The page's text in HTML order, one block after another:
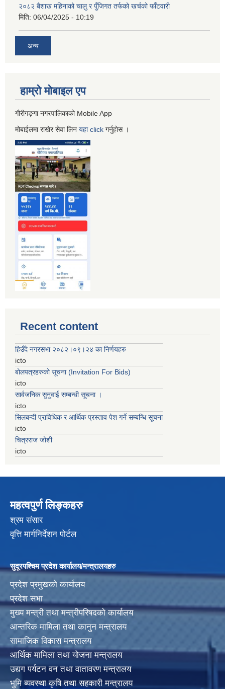
२०८२ बैशाख महिनाको चालु र पुँजिगत तर्फको खर्चको फाँटवारी
मिति: 06/04/2025 - 10:19
अन्य
हाम्रो माेबाइल एप
गौरीगङ्गा नगरपालिकाको Mobile App
मोबाईलमा राखेर सेवा लिन यहाclick गर्नुहाेस ।
Recent content
हिउँदे नगरसभा २०८२।०९।२४ का निर्णयहरु
icto
बोलपत्रहरुको सूचना (Invitation For Bids)
icto
सार्वजनिक सुनुवाई सम्बन्धी सूचना ।
icto
सिलबन्दी प्राविधिक र आर्थिक प्रस्ताव पेश गर्ने सम्बन्धि सूचना
icto
चित्रराज जोशी
icto
महत्वपुर्ण लिङ्कहरु
श्रम संसार
वृत्ति मार्गनिर्देशन पोर्टल
सुदूरपश्चिम प्रदेश कार्यालय/मन्त्रालयहरु
प्रदेश प्रमुखको कार्यालय
प्रदेश सभा
मुख्य मन्त्री तथा मन्त्रीपरिषदको कार्यालय
आन्तरिक मामिला तथा कानुन मन्त्रालय
सामाजिक विकास मन्त्रालय
आर्थिक मामिला तथा योजना मन्त्रालय
उद्यग पर्यटन वन तथा वातावरण मन्त्रालय
भुमि ब्यवस्था कृषि तथा सहकारी मन्त्रालय